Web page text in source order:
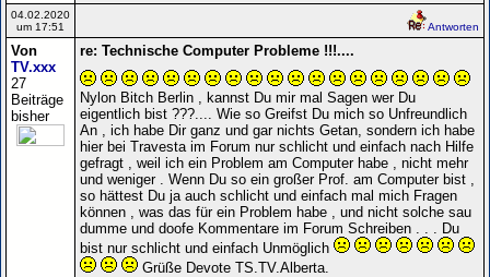
04.02.2020
um 17:51
Antworten
Von
TV.xxx
27
Beiträge
bisher
re: Technische Computer Probleme !!!....
Nylon Bitch Berlin , kannst Du mir mal Sagen wer Du
eigentlich bist ???.... Wie so Greifst Du mich so Unfreundlich
An , ich habe Dir ganz und gar nichts Getan, sondern ich habe
hier bei Travesta im Forum nur schlicht und einfach nach Hilfe
gefragt , weil ich ein Problem am Computer habe , nicht mehr
und weniger . Wenn Du so ein großer Prof. am Computer bist ,
so hättest Du ja auch schlicht und einfach mal mich Fragen
können , was das für ein Problem habe , und nicht solche sau
dumme und doofe Kommentare im Forum Schreiben . . . Du
bist nur schlicht und einfach Unmöglich
Grüße Devote TS.TV.Alberta.